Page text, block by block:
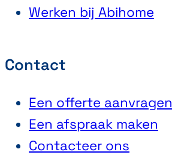
Werken bij Abihome
Contact
Een offerte aanvragen
Een afspraak maken
Contacteer ons